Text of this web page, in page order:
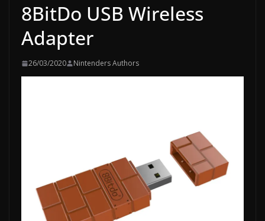
8BitDo USB Wireless
Adapter
26/03/2020 Nintenders Authors